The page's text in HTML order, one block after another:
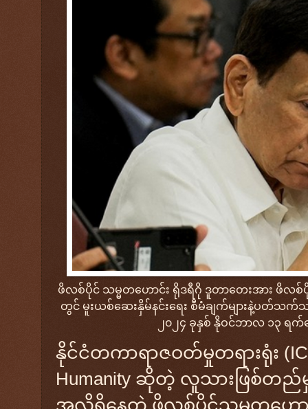
ဖိလစ်ပိုင် သမ္မတဟောင်း ရိုဒရီဂို ဒူတာတေးအား ဖိ
တွင် မူးယစ်ဆေးနှိမ်နင်းရေး စီမံချက်များနဲ့ပတ်
၂၀၂၄ ခုနှစ် နိုဝင်ဘာလ ၁၃ ရ
နိုင်ငံတကာရာဇဝတ်မှုတရားရုံး
Humanity ဆိုတဲ့ လူသားဖြစ်တ
အလိုရှိနေတဲ့ ဖိလစ်ပိုင်သမ္မတဟော